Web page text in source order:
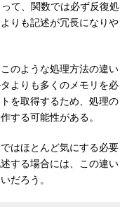
て、関数では必ず反復処
りも記述が冗長になりや
のような処理方法の違い
よりも多くのメモリを必
を取得するため、処理の
する可能性がある。
はほとんど気にする必要
する場合には、この違い
だろう。